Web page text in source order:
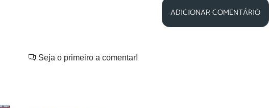
ADICIONAR COMENTÁRIO
Seja o primeiro a comentar!